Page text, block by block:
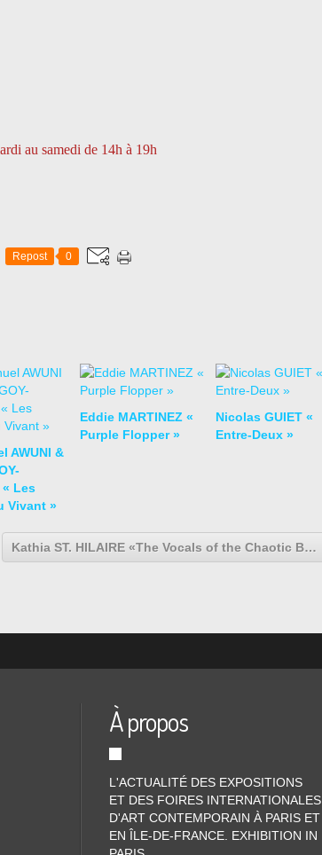
au samedi de 14h à 19h
Repost 0
AWUNI &
« Les
Vivant »
Eddie MARTINEZ «
Purple Flopper »
Nicolas GUIET «
Entre-Deux »
Kathia ST. HILAIRE «The Vocals of the Chaotic Burst »
À propos
L'ACTUALITÉ DES EXPOSITIONS
ET DES FOIRES INTERNATIONALES
D'ART CONTEMPORAIN À PARIS ET
EN ÎLE-DE-FRANCE. EXHIBITION IN